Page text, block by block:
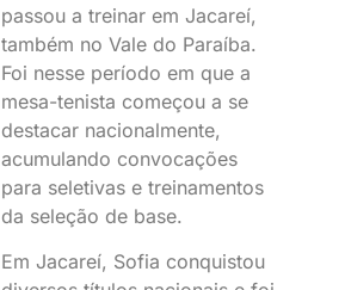
passou a treinar em Jacareí,
também no Vale do Paraíba.
Foi nesse período em que a
mesa-tenista começou a se
destacar nacionalmente,
acumulando convocações
para seletivas e treinamentos
da seleção de base.
Em Jacareí, Sofia conquistou